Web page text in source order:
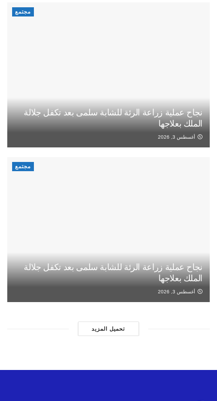
مجتمع
نجاح عملية زراعة الرئة للشابة سلمى بعد تكفل جلالة
الملك بعلاجها
أغسطس 3, 2026
مجتمع
نجاح عملية زراعة الرئة للشابة سلمى بعد تكفل جلالة
الملك بعلاجها
أغسطس 3, 2026
تحميل المزيد